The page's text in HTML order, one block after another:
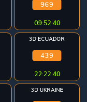
969
09:52:40
3D ECUADOR
439
22:22:40
3D UKRAINE